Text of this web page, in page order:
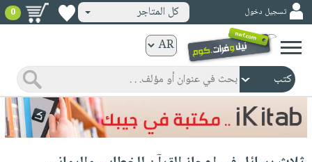
ورقية
المواضيع
صدر
حديثاً
الأكثر
كتب
الكترونية
تسجيل دخول كل المتاجر 0